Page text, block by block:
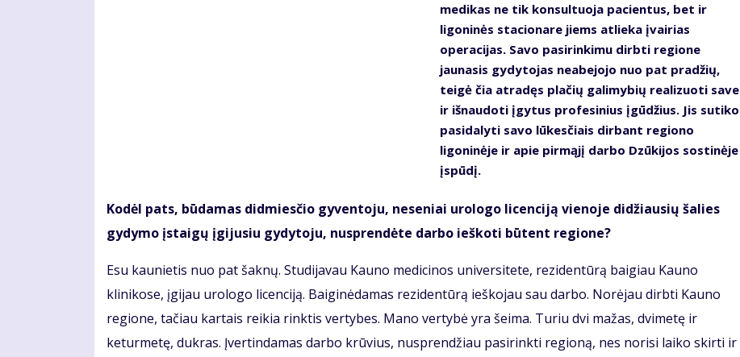
medikas ne tik konsultuoja pacientus, bet ir
ligoninės stacionare jiems atlieka įvairias
operacijas. Savo pasirinkimu dirbti regione
jaunasis gydytojas neabejojo nuo pat pradžių,
teigė čia atradęs plačių galimybių realizuoti save
ir išnaudoti įgytus profesinius įgūdžius. Jis sutiko
pasidalyti savo lūkesčiais dirbant regiono
ligoninėje ir apie pirmąjį darbo Dzūkijos sostinėje
įspūdį.
Kodėl pats, būdamas didmiesčio gyventoju, neseniai urologo licenciją vienoje didžiausių šalies
gydymo įstaigų įgijusiu gydytoju, nusprendėte darbo ieškoti būtent regione?
Esu kaunietis nuo pat šaknų. Studijavau Kauno medicinos universitete, rezidentūrą baigiau Kauno
klinikose, įgijau urologo licenciją. Baiginėdamas rezidentūrą ieškojau sau darbo. Norėjau dirbti Kauno
regione, tačiau kartais reikia rinktis vertybes. Mano vertybė yra šeima. Turiu dvi mažas, dvimetę ir
keturmetę, dukras. Įvertindamas darbo krūvius, nusprendžiau pasirinkti regioną, nes norisi laiko skirti ir